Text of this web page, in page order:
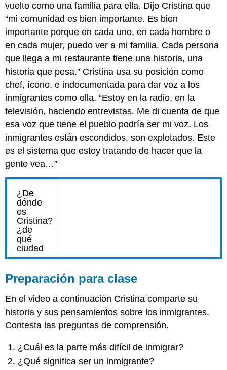
vuelto como una familia para ella. Dijo Cristina que
“mi comunidad es bien importante. Es bien
importante porque en cada uno, en cada hombre o
en cada mujer, puedo ver a mi familia. Cada persona
que llega a mi restaurante tiene una historia, una
historia que pesa.” Cristina usa su posición como
chef, ícono, e indocumentada para dar voz a los
inmigrantes como ella. “Estoy en la radio, en la
televisión, haciendo entrevistas. Me di cuenta de que
esa voz que tiene el pueblo podría ser mi voz. Los
inmigrantes están escondidos, son explotados. Este
es el sistema que estoy tratando de hacer que la
gente vea…”
Preparación para clase
En el video a continuación Cristina comparte su
historia y sus pensamientos sobre los inmigrantes.
Contesta las preguntas de comprensión.
¿Cuál es la parte más difícil de inmigrar?
¿Qué significa ser un inmigrante?